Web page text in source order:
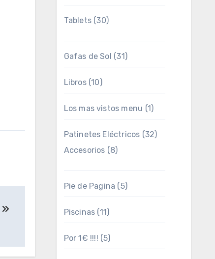
Tablets(30)
Gafas de Sol (31)
Libros(10)
Los mas vistos menu (1)
Patinetes Eléctricos (32)
Accesorios (8)
Pie de Pagina (5)
Piscinas (11)
Por 1€ !!!! (5)